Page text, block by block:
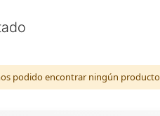
podido encontrar ningún